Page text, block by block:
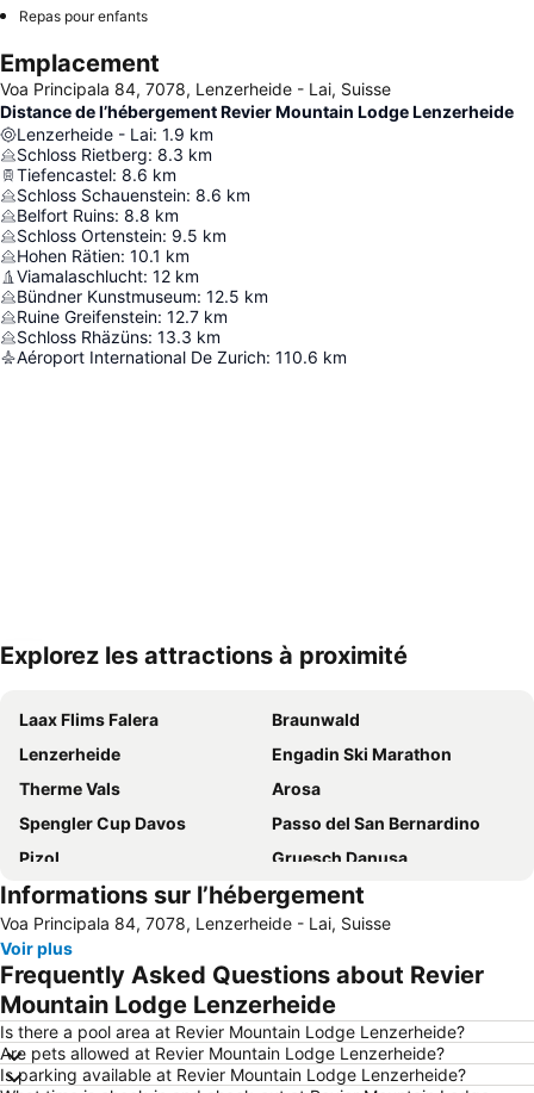
Repas pour enfants
Emplacement
Voa Principala 84, 7078, Lenzerheide - Lai, Suisse
Distance de l’hébergement Revier Mountain Lodge Lenzerheide
Lenzerheide - Lai: 1.9 km
Schloss Rietberg: 8.3 km
Tiefencastel: 8.6 km
Schloss Schauenstein: 8.6 km
Belfort Ruins: 8.8 km
Schloss Ortenstein: 9.5 km
Hohen Rätien: 10.1 km
Viamalaschlucht: 12 km
Bündner Kunstmuseum: 12.5 km
Ruine Greifenstein: 12.7 km
Schloss Rhäzüns: 13.3 km
Aéroport International De Zurich: 110.6 km
Explorez les attractions à proximité
Laax Flims Falera
Braunwald
Lenzerheide
Engadin Ski Marathon
Therme Vals
Arosa
Spengler Cup Davos
Passo del San Bernardino
Pizol
Gruesch Danusa
Flumserberg
Silvretta Montafon
Sils Maria
Station de sports d'hiver de Malbun
Sankt Moritz - Corviglia - Marguns
Sportzentrum Davos Platz
Aéroport de Samedan-Engadin
Pontresina
Albulapass
Sation de ski Davos-Parsenn
Vieille ville de Saint Moritz
Malojapass
Informations sur l’hébergement
Voa Principala 84, 7078, Lenzerheide - Lai, Suisse
Voir plus
Frequently Asked Questions about Revier
Mountain Lodge Lenzerheide
Is there a pool area at Revier Mountain Lodge Lenzerheide?
Are pets allowed at Revier Mountain Lodge Lenzerheide?
Is parking available at Revier Mountain Lodge Lenzerheide?